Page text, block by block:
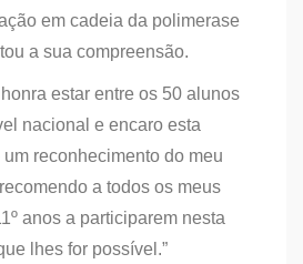
em cadeia da polimerase
a sua compreensão.
estar entre os 50 alunos
nacional e encaro esta
reconhecimento do meu
a todos os meus
anos a participarem nesta
lhes for possível.”